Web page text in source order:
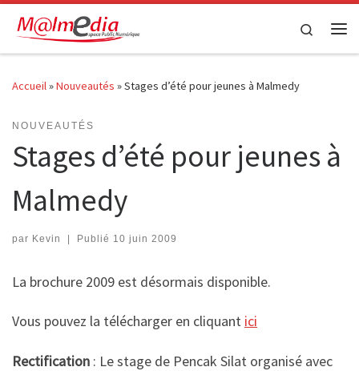
Passer au contenu
Search
Accueil»Nouveautés »Stages d’été pour jeunes à Malmedy
NOUVEAUTÉS
Stages d’été pour jeunes à
Malmedy
par Kevin | Publié 10 juin 2009
La brochure 2009 est désormais disponible.
Vous pouvez la télécharger en cliquant ici
Rectification : Le stage de Pencak Silat organisé avec